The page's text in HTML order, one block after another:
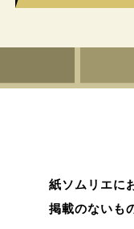
紙ソムリエに
掲載のないも